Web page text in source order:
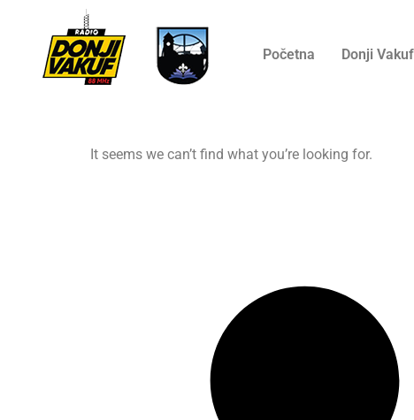
Početna Donji Vakuf
It seems we can’t find what you’re looking for.